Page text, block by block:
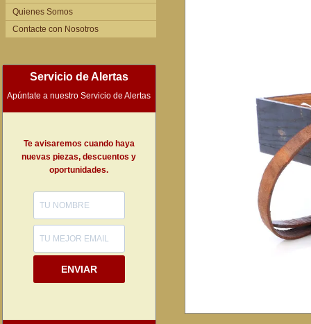
Quienes Somos
Contacte con Nosotros
Servicio de Alertas
Apúntate a nuestro Servicio de Alertas
Te avisaremos cuando haya
nuevas piezas, descuentos y
oportunidades.
ENVIAR